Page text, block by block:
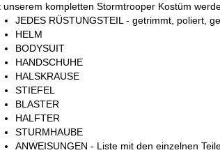
unserem kompletten Stormtrooper Kostüm
JEDES RÜSTUNGSTEIL - getrimmt, poliert,
HELM
BODYSUIT
HANDSCHUHE
HALSKRAUSE
STIEFEL
BLASTER
HALFTER
STURMHAUBE
ANWEISUNGEN - Liste mit den einzelnen